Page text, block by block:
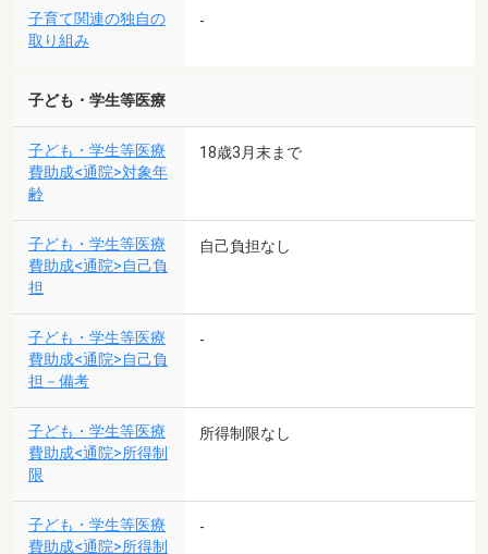
子育て関連の独自の
取り組み
-
子ども・学生等医療
子ども・学生等医療
費助成<通院>対象年
齢
18歳3月末まで
子ども・学生等医療
費助成<通院>自己負
担
自己負担なし
子ども・学生等医療
費助成<通院>自己負
担－備考
-
子ども・学生等医療
費助成<通院>所得制
限
所得制限なし
子ども・学生等医療
費助成<通院>所得制
-